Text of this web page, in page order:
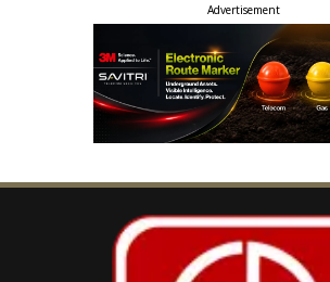
Advertisement